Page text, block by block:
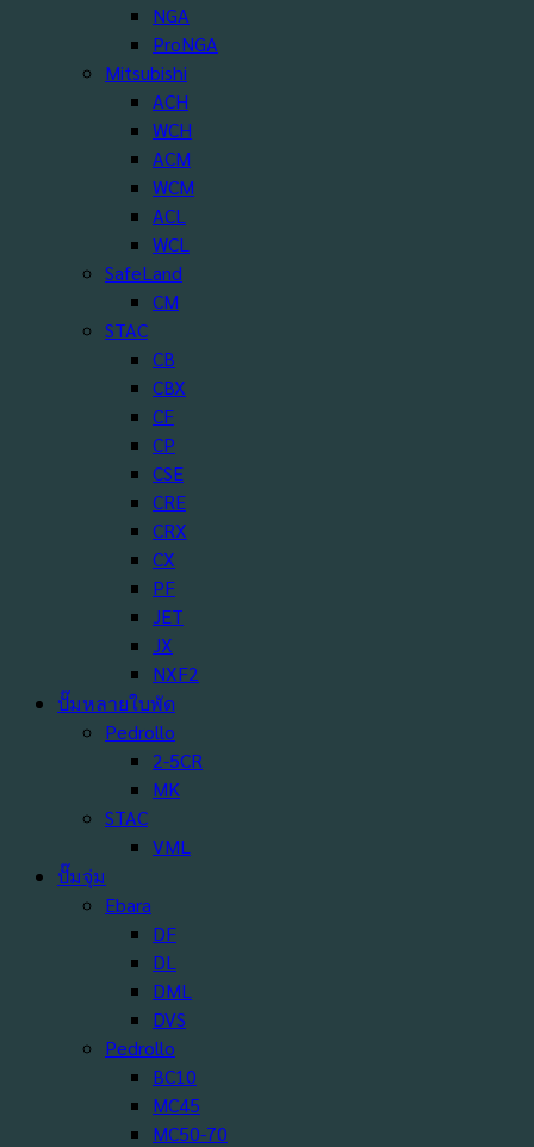
NGA
ProNGA
Mitsubishi
ACH
WCH
ACM
WCM
ACL
WCL
SafeLand
CM
STAC
CB
CBX
CF
CP
CSE
CRE
CRX
CX
PF
JET
JX
NXF2
ปั๊มหลายใบพัด
Pedrollo
2-5CR
MK
STAC
VML
ปั๊มจุ่ม
Ebara
DF
DL
DML
DVS
Pedrollo
BC10
MC45
MC50-70